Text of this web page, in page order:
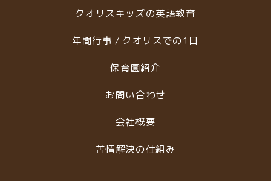
クオリスキッズの英語教育
年間行事 / クオリスでの1日
保育園紹介
お問い合わせ
会社概要
苦情解決の仕組み